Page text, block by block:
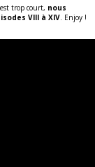
trop court, nous
VIII à XIV. Enjoy !